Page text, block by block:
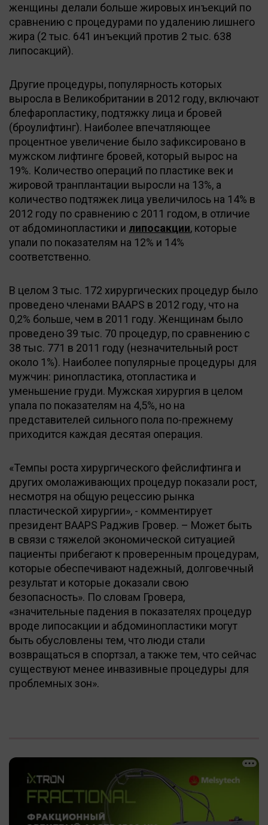
женщины делали больше жировых инъекций по
сравнению с процедурами по удалению лишнего
жира (2 тыс. 641 инъекций против 2 тыс. 638
липосакций).
Другие процедуры, популярность которых
выросла в Великобритании в 2012 году, включают
блефаропластику, подтяжку лица и бровей
(броулифтинг). Наиболее впечатляющее
процентное увеличение было зафиксировано в
мужском лифтинге бровей, который вырос на
19%. Количество операций по пластике век и
жировой транплантации выросли на 13%, а
количество подтяжек лица увеличилось на 14% в
2012 году по сравнению с 2011 годом, в отличие
от абдоминопластики и липосакции, которые
упали по показателям на 12% и 14%
соответственно.
В целом 3 тыс. 172 хирургических процедур было
проведено членами BAAPS в 2012 году, что на
0,2% больше, чем в 2011 году. Женщинам было
проведено 39 тыс. 70 процедур, по сравнению с
38 тыс. 771 в 2011 году (незначительный рост
около 1%). Наиболее популярные процедуры для
мужчин: ринопластика, отопластика и
уменьшение груди. Мужская хирургия в целом
упала по показателям на 4,5%, но на
представителей сильного пола по-прежнему
приходится каждая десятая операция.
«Темпы роста хирургического фейслифтинга и
других омолаживающих процедур показали рост,
несмотря на общую рецессию рынка
пластической хирургии», - комментирует
президент BAAPS Раджив Гровер. – Может быть
в связи с тяжелой экономической ситуацией
пациенты прибегают к проверенным процедурам,
которые обеспечивают надежный, долговечный
результат и которые доказали свою
безопасность». По словам Гровера,
«значительные падения в показателях процедур
вроде липосакции и абдоминопластики могут
быть обусловлены тем, что люди стали
возвращаться в спортзал, а также тем, что сейчас
существуют менее инвазивные процедуры для
проблемных зон».